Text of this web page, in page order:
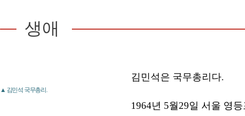
생애
▲ 김민석 국무총리.
김민석은 국무총리다.
1964년 5월29일 서울 영